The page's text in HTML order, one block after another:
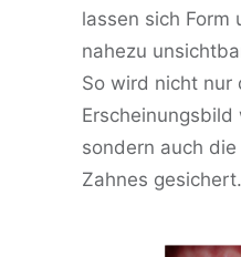
lassen sich Form
nahezu
So wird nicht nur
sondern auch
Zahnes gesichert.